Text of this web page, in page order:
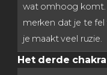
wat omhoog komt.
merken dat je te fel
je maakt veel ruzie.
Het derde